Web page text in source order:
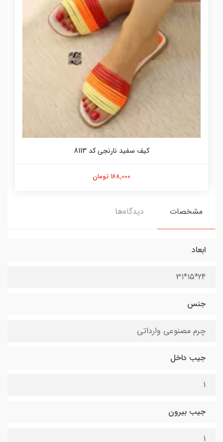
کیف سفید نارنجی کد 8113
168,000 تومان
مشخصات دیدگاه‌ها
ابعاد
24*15*31
جنس
چرم مصنوعی وارداتی
جیب داخل
1
جیب بیرون
1